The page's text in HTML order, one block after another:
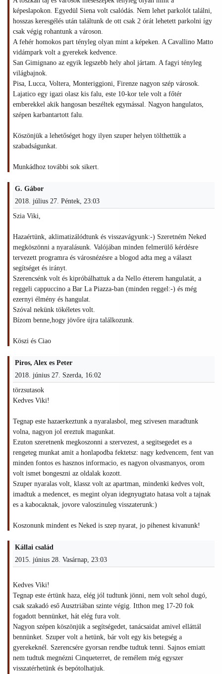
képeslapokon. Egyedül Siena volt csalódás. Nem lehet parkolót találni,
hosszas keresgélés után találtunk de ott csak 2 órát lehetett parkolni így
csak végig rohantunk a városon.
A fehér homokos part tényleg olyan mint a képeken. A Cavallino Matto
vidámpark volt a gyerekek kedvence.
San Gimignano az egyik legszebb hely ahol jártam. A fagyi tényleg
világbajnok.
Pisa, Lucca, Voltera, Monteriggioni, Firenze nagyon szép városok.
Lajatico egy igazi olasz kis falu, este 10-kor tele volt a főtér
emberekkel akik hangosan beszéltek egymással. Nagyon hangulatos,
szépen karbantartott falu.
Köszönjük a lehetőséget hogy ilyen szuper helyen tölthettük a
szabadságunkat.
Munkádhoz további sok sikert.
G. Gábor
2018. július 27. Péntek, 23:03
Szia Viki,
Hazaértünk, aklimatizálódtunk és visszavágyunk:-) Szeretném Neked
megköszönni a nyaralásunk. Valójában minden felmerülő kérdésre
tervezett programra és városnézésre a blogod adta meg a választ
segítséget és irányt.
Szerencsénk volt és kipróbálhattuk a da Nello étterem hangulatát, a
reggeli cappuccino a Bar La Piazza-ban (minden reggel:-) és még
ezernyi élmény és hangulat.
Szóval nekünk tökéletes volt.
Bízom benne,hogy jövőre újra találkozunk.
Köszi és Ciao
Piros, Alex es Peter
2018. június 27. Szerda, 16:02
törzsutasok
Kedves Viki!
Tegnap este hazaerkeztunk a nyaralasbol, meg szivesen maradtunk
volna, nagyon jol ereztuk magunkat.
Ezuton szeretnenk megkoszonni a szervezest, a segitsegedet es a
rengeteg munkat amit a honlapodba fektetsz: nagy kedvencem, fent van
minden fontos es hasznos informacio, es nagyon olvasmanyos, orom
volt ismet bongeszni az oldalak kozott.
Szuper nyaralas volt, klassz volt az apartman, mindenki kedves volt,
imadtuk a medencet, es megint olyan idegnyugtato hatasa volt a tajnak
es a kabocaknak, jovore valoszinuleg visszaterunk:)
Koszonunk mindent es Neked is szep nyarat, jo pihenest kivanunk!
Kállai család
2015. június 28. Vasárnap, 23:03
Kedves Viki!
Tegnap este értünk haza, elég jól tudtunk jönni, nem volt sehol dugó,
csak szakadó eső Ausztriában szinte végig. Itthon meg 17-20 fok
fogadott bennünket, hát elég fura volt.
Nagyon szépen köszönjük a segítségedet, tanácsaidat amivel elláttál
bennünket. Szuper volt a hetünk, bár volt egy kis betegség a
gyerekeknél. Szerencsére gyorsan rendbe tudtuk tenni. Sajnos emiatt
nem tudtuk megnézni Cinqueterret, de remélem még egyszer
visszatérhetünk és bepótolhatjuk.